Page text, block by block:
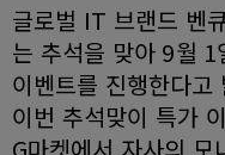
글로벌 IT 브랜드 벤
는 추석을 맞아 9월
이벤트를 진행한다고
이번 추석맞이 특가